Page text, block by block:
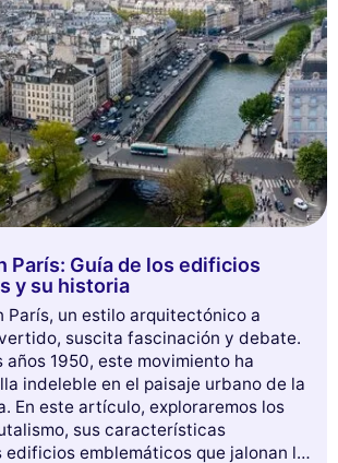
Gestionar cookies Aceptar todo
París: Guía de los edificios
y su historia
París, un estilo arquitectónico a
suscita fascinación y debate.
años 1950, este movimiento ha
indeleble en el paisaje urbano de la
En este artículo, exploraremos los
sus características
emblemáticos que jalonan la